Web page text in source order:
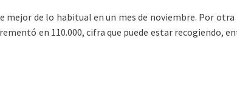
de lo habitual en un mes de noviembre. Por
en 110.000, cifra que puede estar recogiendo,